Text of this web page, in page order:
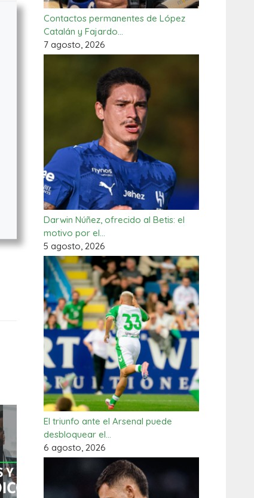
Contactos permanentes de López
Catalán y Fajardo…
7 agosto, 2026
Darwin Núñez, ofrecido al Betis: el
motivo por el…
5 agosto, 2026
El triunfo ante el Arsenal puede
desbloquear el…
6 agosto, 2026